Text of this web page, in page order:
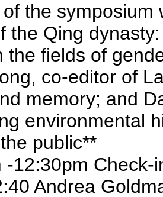
the
the Qing
the fields of
co-editor of
memory; and
environmental
public**
-12:30pm Check-
Andrea